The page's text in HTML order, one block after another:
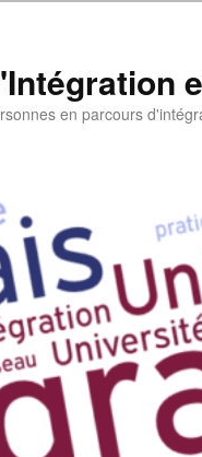
en parcours